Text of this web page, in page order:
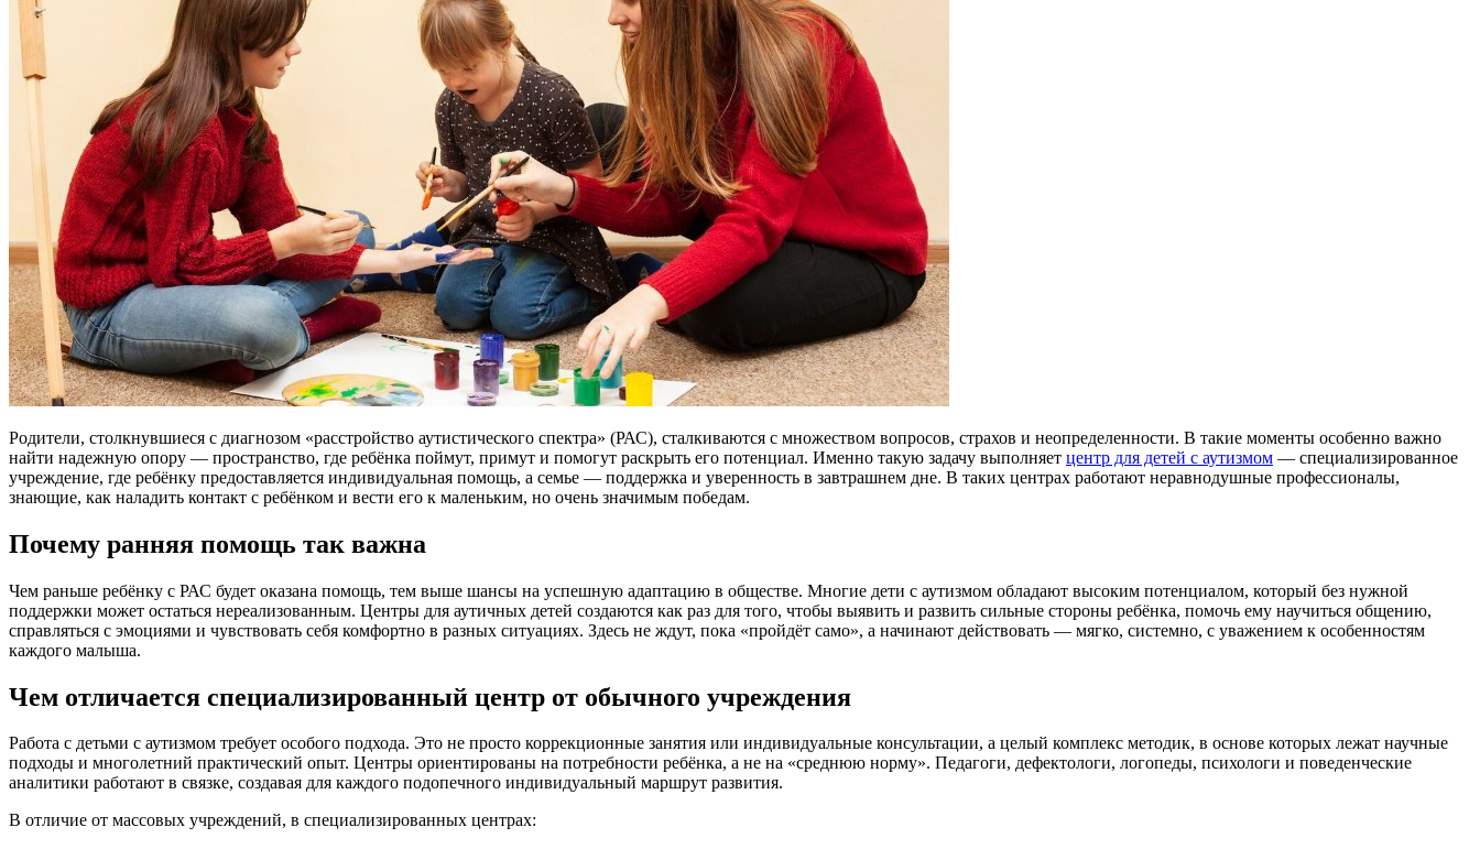
Родители, столкнувшиеся с диагнозом «расстройство аутистического спектра» (РАС), сталкиваются с множеством вопросов, страхов и неопределенности. В такие моменты особенно важно
найти надежную опору — пространство, где ребёнка поймут, примут и помогут раскрыть его потенциал. Именно такую задачу выполняет центр для детей с аутизмом — специализированное
учреждение, где ребёнку предоставляется индивидуальная помощь, а семье — поддержка и уверенность в завтрашнем дне. В таких центрах работают неравнодушные профессионалы,
знающие, как наладить контакт с ребёнком и вести его к маленьким, но очень значимым победам.
Почему ранняя помощь так важна
Чем раньше ребёнку с РАС будет оказана помощь, тем выше шансы на успешную адаптацию в обществе. Многие дети с аутизмом обладают высоким потенциалом, который без нужной
поддержки может остаться нереализованным. Центры для аутичных детей создаются как раз для того, чтобы выявить и развить сильные стороны ребёнка, помочь ему научиться общению,
справляться с эмоциями и чувствовать себя комфортно в разных ситуациях. Здесь не ждут, пока «пройдёт само», а начинают действовать — мягко, системно, с уважением к особенностям
каждого малыша.
Чем отличается специализированный центр от обычного учреждения
Работа с детьми с аутизмом требует особого подхода. Это не просто коррекционные занятия или индивидуальные консультации, а целый комплекс методик, в основе которых лежат научные
подходы и многолетний практический опыт. Центры ориентированы на потребности ребёнка, а не на «среднюю норму». Педагоги, дефектологи, логопеды, психологи и поведенческие
аналитики работают в связке, создавая для каждого подопечного индивидуальный маршрут развития.
В отличие от массовых учреждений, в специализированных центрах: